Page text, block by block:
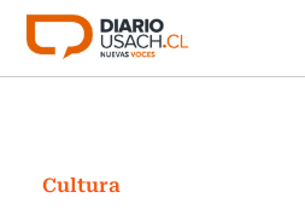
Click acá para ir directamente
Investigación
Cultura